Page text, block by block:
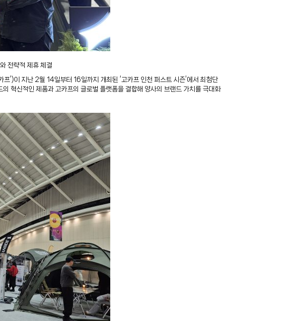
전략적 제휴 체결
’)이 지난 2월 14일부터 16일까지 개최된 ‘고카프 인천 퍼스트 시즌’에서 최첨단
혁신적인 제품과 고카프의 글로벌 플랫폼을 결합해 양사의 브랜드 가치를 극대화